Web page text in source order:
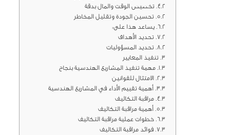
تخصيص الوقت والمال بدقة
تحسين الجودة وتقليل المخاطر
يساعد هذا على:
تحديد الأهداف
تحديد المسؤوليات
تنفيذ المعايير
مهمة تنفيذ المشاريع الهندسية بنجاح
الامتثال للقوانين
أهمية تقييم الأداء في المشاريع الهندسية
مراقبة التكاليف
أهمية مراقبة التكاليف
خطوات عملية مراقبة التكاليف
فوائد مراقبة التكاليف